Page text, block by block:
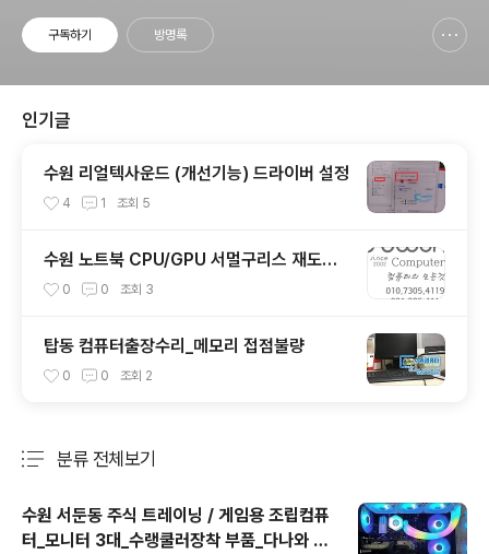
해왔고 또, 앞으로도 최선을 다 할 것을 약속드립니다
구독하기 방명록
인기글
수원 리얼텍사운드 (개선기능) 드라이버 설정
4 1 조회 5
수원 노트북 CPU/GPU 서멀구리스 재도포,
노트북 분해청소 (HP 오멘 17-an019tx)
0 0 조회 3
탑동 컴퓨터출장수리_메모리 접점불량
0 0 조회 2
분류 전체보기
수원 서둔동 주식 트레이닝 / 게임용 조립컴퓨
터_모니터 3대_수랭쿨러장착 부품_다나와 견